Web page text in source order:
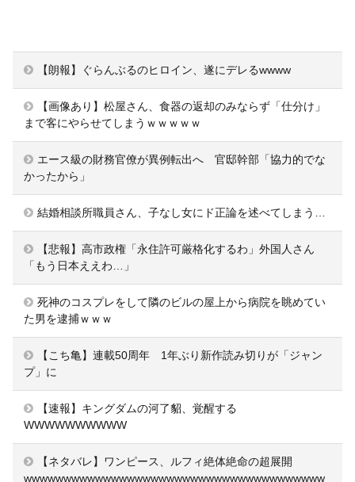
【朗報】ぐらんぶるのヒロイン、遂にデレるwwww
【画像あり】松屋さん、食器の返却のみならず「仕分け」
まで客にやらせてしまうｗｗｗｗｗ
エース級の財務官僚が異例転出へ 官邸幹部「協力的でな
かったから」
結婚相談所職員さん、子なし女にド正論を述べてしまう…
【悲報】高市政権「永住許可厳格化するわ」外国人さん
「もう日本ええわ…」
死神のコスプレをして隣のビルの屋上から病院を眺めてい
た男を逮捕ｗｗｗ
【こち亀】連載50周年 1年ぶり新作読み切りが「ジャン
プ」に
【速報】キングダムの河了貂、覚醒する
WWWWWWWWWW
【ネタバレ】ワンピース、ルフィ絶体絶命の超展開
wwwwwwwwwwwwwwwwwwwwwwwwwwwwwwwwwwwwww